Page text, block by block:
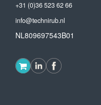
+31 (0)36 523 62 66
info@technirub.nl
NL809697543B01